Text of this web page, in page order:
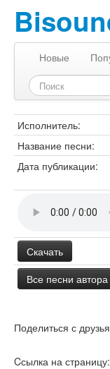
Новые
Исполнитель:
Название песни:
Дата публикации:
Скачать
Все песни автора
Поделиться с
Cсылка на страницу: